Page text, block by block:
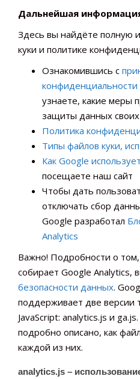
Дальнейшая
Здесь вы найдёте полную
куки и политике
Ознакомившись с
конфиденциальности
узнаете, какие меры
защиты данных
Политика
Типы файлов куки,
Как Google
посещаете наш сайт
Чтобы дать
отключать сбор
Google разработал
Analytics
Важно! Подробности о том,
собирает Google Analytics,
безопасности данных.
поддерживает две версии
JavaScript: analytics.js и
подробно описано, как
каждой из них.
analytics.js –